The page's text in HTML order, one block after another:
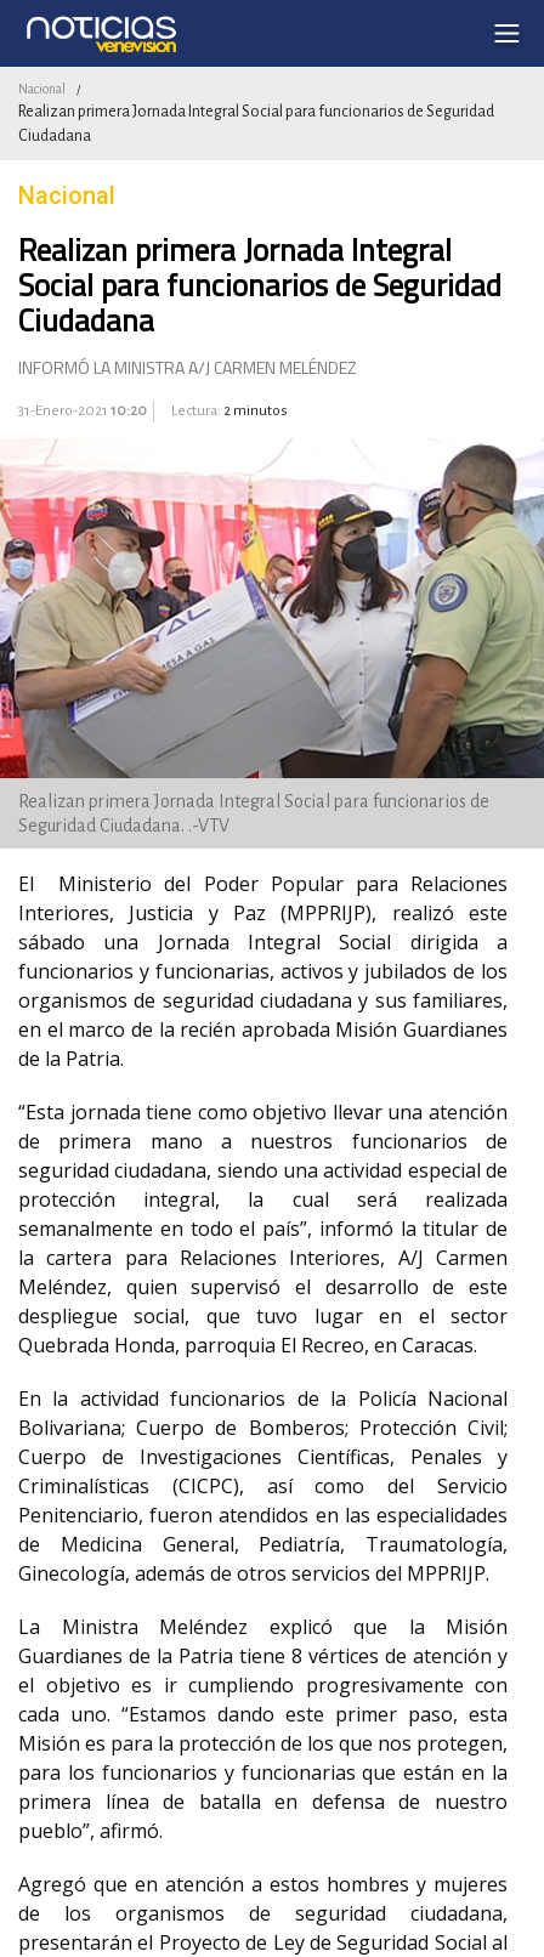
Nacional /
Realizan primera Jornada Integral Social para funcionarios de Seguridad
Ciudadana
Nacional
Realizan primera Jornada Integral
Social para funcionarios de Seguridad
Ciudadana
INFORMÓ LA MINISTRA A/J CARMEN MELÉNDEZ
31-Enero-2021 10:20 Lectura: 2 minutos
Realizan primera Jornada Integral Social para funcionarios de
Seguridad Ciudadana. .-VTV
El Ministerio del Poder Popular para Relaciones
Interiores, Justicia y Paz (MPPRIJP), realizó este
sábado una Jornada Integral Social dirigida a
funcionarios y funcionarias, activos y jubilados de los
organismos de seguridad ciudadana y sus familiares,
en el marco de la recién aprobada Misión Guardianes
de la Patria.
“Esta jornada tiene como objetivo llevar una atención
de primera mano a nuestros funcionarios de
seguridad ciudadana, siendo una actividad especial de
protección integral, la cual será realizada
semanalmente en todo el país”, informó la titular de
la cartera para Relaciones Interiores, A/J Carmen
Meléndez, quien supervisó el desarrollo de este
despliegue social, que tuvo lugar en el sector
Quebrada Honda, parroquia El Recreo, en Caracas.
En la actividad funcionarios de la Policía Nacional
Bolivariana; Cuerpo de Bomberos; Protección Civil;
Cuerpo de Investigaciones Científicas, Penales y
Criminalísticas (CICPC), así como del Servicio
Penitenciario, fueron atendidos en las especialidades
de Medicina General, Pediatría, Traumatología,
Ginecología, además de otros servicios del MPPRIJP.
La Ministra Meléndez explicó que la Misión
Guardianes de la Patria tiene 8 vértices de atención y
el objetivo es ir cumpliendo progresivamente con
cada uno. “Estamos dando este primer paso, esta
Misión es para la protección de los que nos protegen,
para los funcionarios y funcionarias que están en la
primera línea de batalla en defensa de nuestro
pueblo”, afirmó.
Agregó que en atención a estos hombres y mujeres
de los organismos de seguridad ciudadana,
presentarán el Proyecto de Ley de Seguridad Social al